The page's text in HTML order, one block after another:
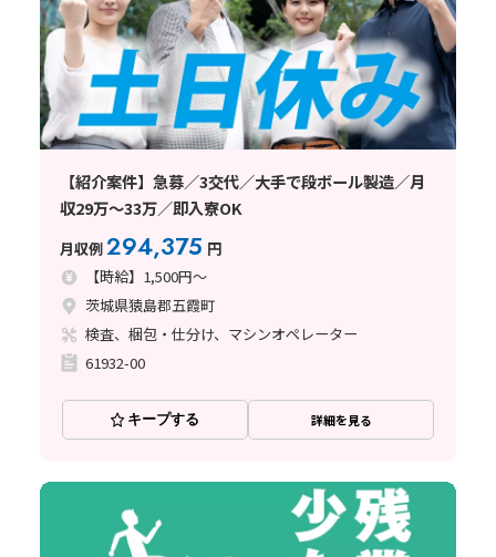
【紹介案件】急募／3交代／大手で段ボール製造／月
収29万～33万／即入寮OK
月収例294,375 円
【時給】1,500円～
茨城県猿島郡五霞町
検査、梱包・仕分け、マシンオペレーター
61932-00
キープする 詳細を見る